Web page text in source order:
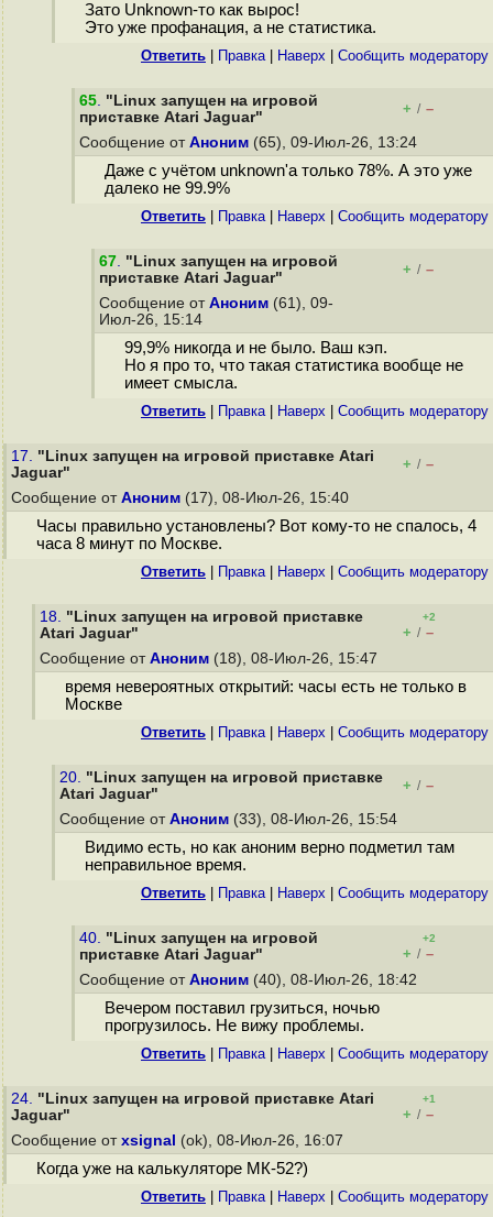
Зато Unknown-то как вырос!
Это уже профанация, а не статистика.
Ответить Правка| Наверх Cообщить модератору
65. "Linux запущен на игровой
приставке Atari Jaguar"
+ / –
Сообщение от Аноним (65), 09-Июл-26, 13:24
Даже с учётом unknown'а только 78%. А это уже
далеко не 99.9%
Ответить Правка| Наверх Cообщить модератору
67. "Linux запущен на игровой
приставке Atari Jaguar"
+ / –
Сообщение от Аноним (61), 09-
Июл-26, 15:14
99,9% никогда и не было. Ваш кэп.
Но я про то, что такая статистика вообще не
имеет смысла.
Ответить Правка| Наверх Cообщить модератору
17. "Linux запущен на игровой приставке Atari
Jaguar"
+ / –
Сообщение от Аноним (17), 08-Июл-26, 15:40
Часы правильно установлены? Вот кому-то не спалось, 4
часа 8 минут по Москве.
Ответить Правка| Наверх Cообщить модератору
18. "Linux запущен на игровой приставке
Atari Jaguar"
+2
+ / –
Сообщение от Аноним (18), 08-Июл-26, 15:47
время невероятных открытий: часы есть не только в
Москве
Ответить Правка| Наверх Cообщить модератору
20. "Linux запущен на игровой приставке
Atari Jaguar"
+ / –
Сообщение от Аноним (33), 08-Июл-26, 15:54
Видимо есть, но как аноним верно подметил там
неправильное время.
Ответить Правка| Наверх Cообщить модератору
40. "Linux запущен на игровой
приставке Atari Jaguar"
+2
+ / –
Сообщение от Аноним (40), 08-Июл-26, 18:42
Вечером поставил грузиться, ночью
прогрузилось. Не вижу проблемы.
Ответить Правка| Наверх Cообщить модератору
24. "Linux запущен на игровой приставке Atari
Jaguar"
+1
+ / –
Сообщение от xsignal (ok), 08-Июл-26, 16:07
Когда уже на калькуляторе МК-52?)
Ответить Правка| Наверх Cообщить модератору